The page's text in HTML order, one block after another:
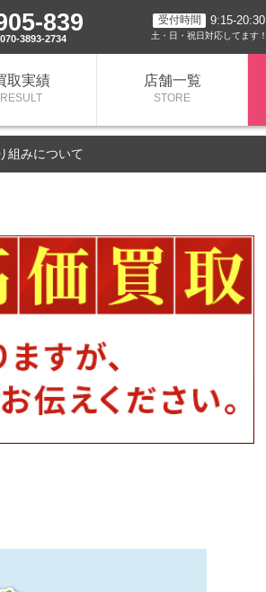
839
3893-2734
受付時間 9:15-20:30
土・日・祝日対応してます！
取実績
RESULT
店舗一覧
STORE
組みについて